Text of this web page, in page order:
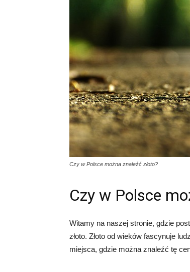
Czy w Polsce można znaleźć złoto?
Czy w Polsce
Witamy na naszej stronie, gdzie
złoto. Złoto od wieków fascynuje
miejsca, gdzie można znaleźć tę